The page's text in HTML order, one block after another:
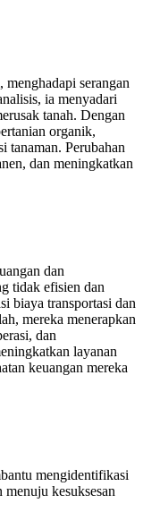
serangan
ia menyadari
tanah. Dengan
organik,
tanaman. Perubahan
dan meningkatkan
dan
tidak efisien dan
biaya transportasi dan
mereka menerapkan
dan
layanan
keuangan mereka
mengidentifikasi
kesuksesan